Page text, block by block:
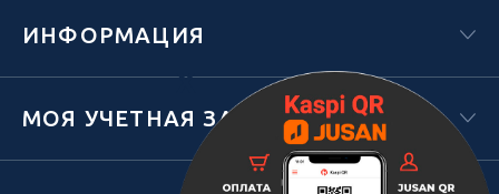
Х
ИНФОРМАЦИЯ
МОЯ УЧЕТНАЯ ЗАПИСЬ